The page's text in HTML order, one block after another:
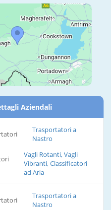
Aziendali
Trasportatori a
Nastro
Vagli Rotanti, Vagli
Vibranti, Classificatori
ad Aria
Trasportatori a
Nastro